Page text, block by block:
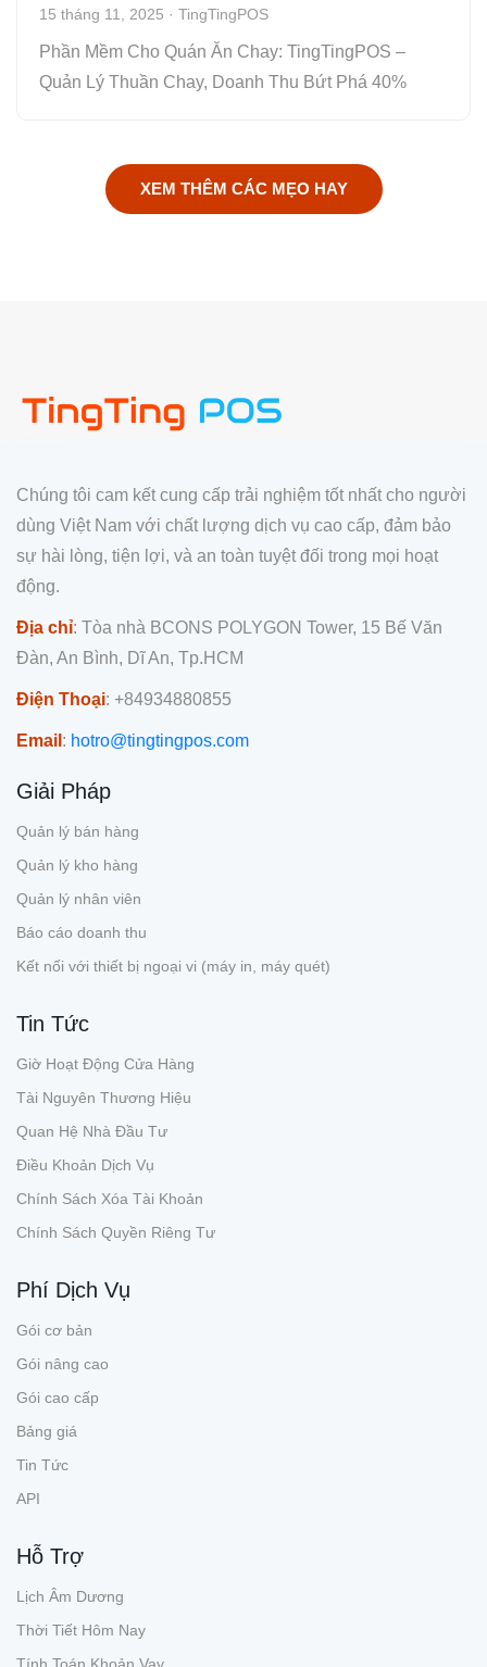
15 tháng 11, 2025 · TingTingPOS
Phần Mềm Cho Quán Ăn Chay: TingTingPOS –
Quản Lý Thuần Chay, Doanh Thu Bứt Phá 40%
XEM THÊM CÁC MẸO HAY
Chúng tôi cam kết cung cấp trải nghiệm tốt nhất cho người
dùng Việt Nam với chất lượng dịch vụ cao cấp, đảm bảo
sự hài lòng, tiện lợi, và an toàn tuyệt đối trong mọi hoạt
động.
Địa chỉ: Tòa nhà BCONS POLYGON Tower, 15 Bế Văn
Đàn, An Bình, Dĩ An, Tp.HCM
Điện Thoại: +84934880855
Email : hotro@tingtingpos.com
Giải Pháp
Quản lý bán hàng
Quản lý kho hàng
Quản lý nhân viên
Báo cáo doanh thu
Kết nối với thiết bị ngoại vi (máy in, máy quét)
Tin Tức
Giờ Hoạt Động Cửa Hàng
Tài Nguyên Thương Hiệu
Quan Hệ Nhà Đầu Tư
Điều Khoản Dịch Vụ
Chính Sách Xóa Tài Khoản
Chính Sách Quyền Riêng Tư
Phí Dịch Vụ
Gói cơ bản
Gói nâng cao
Gói cao cấp
Bảng giá
Tin Tức
API
Hỗ Trợ
Lịch Âm Dương
Thời Tiết Hôm Nay